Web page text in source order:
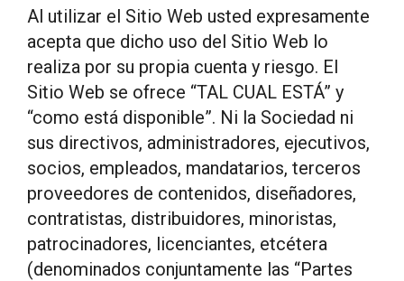
Al utilizar el Sitio Web usted expresamente
acepta que dicho uso del Sitio Web lo
realiza por su propia cuenta y riesgo. El
Sitio Web se ofrece “TAL CUAL ESTÁ” y
“como está disponible”. Ni la Sociedad ni
sus directivos, administradores, ejecutivos,
socios, empleados, mandatarios, terceros
proveedores de contenidos, diseñadores,
contratistas, distribuidores, minoristas,
patrocinadores, licenciantes, etcétera
(denominados conjuntamente las “Partes